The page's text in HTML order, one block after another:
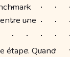
une
étape. Quand